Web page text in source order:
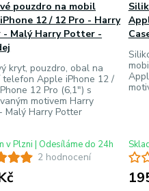
2 hodnocení
pouzdro na mobil
12 / 12 Pro - Harry
Malý Harry Potter -
kryt, pouzdro, obal na
telefon Apple iPhone 12 /
12 Pro (6,1") s
motivem Harry
Malý Harry Potter
v Plzni | Odesíláme do 24h